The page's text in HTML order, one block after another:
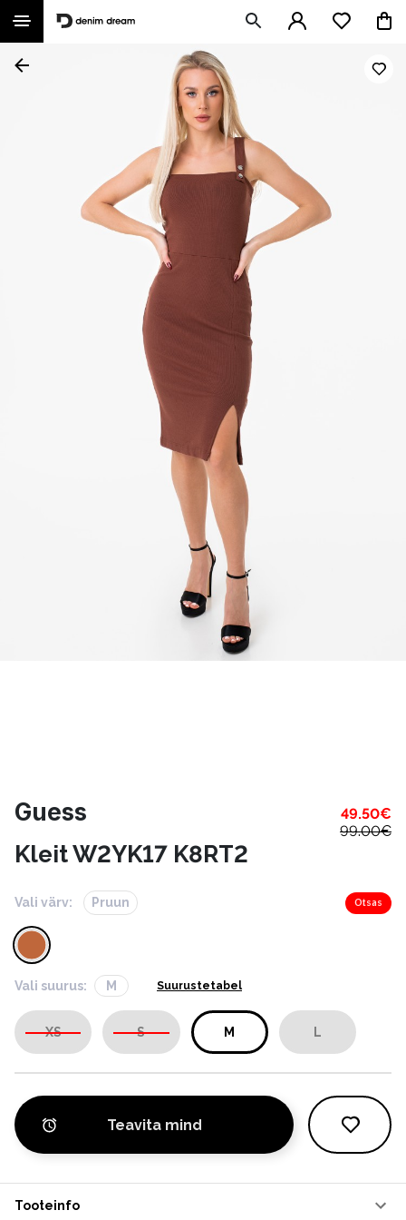
Guess 49.50€
99.00€
Kleit W2YK17 K8RT2
Vali värv: Pruun Otsas
Vali suurus: M Suurustetabel
XS S M L
Teavita mind
Tooteinfo